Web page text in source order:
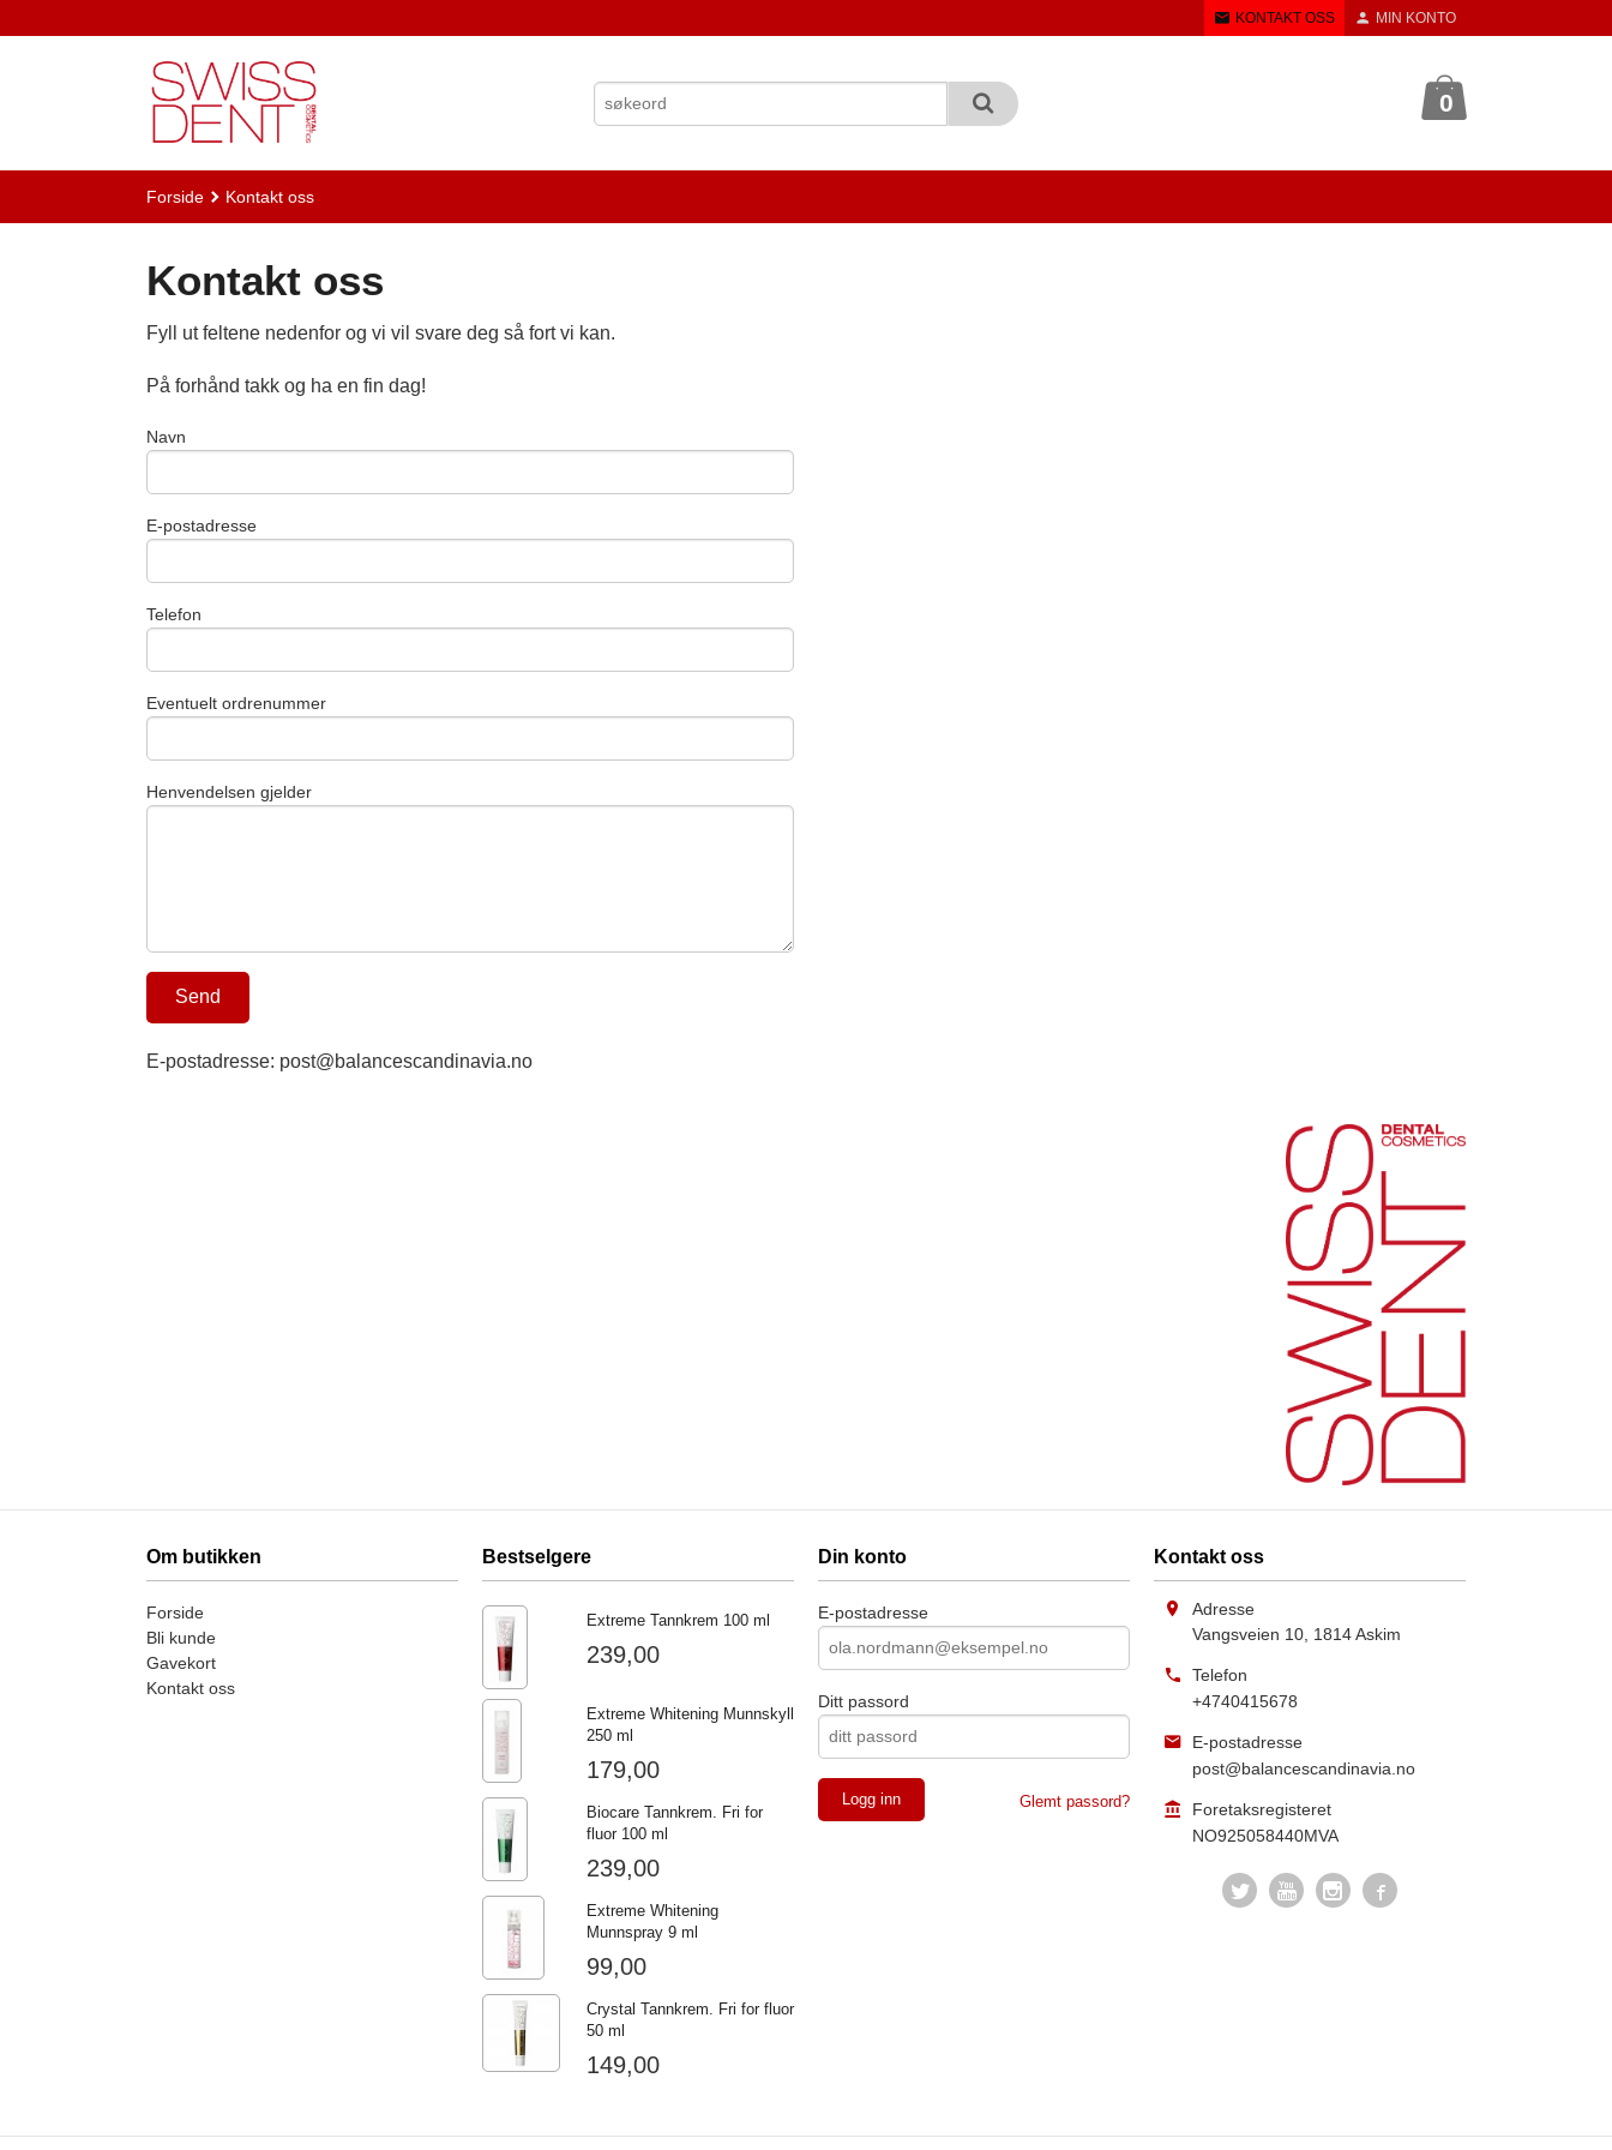
til
KONTAKT OSS MIN KONTO
0
Forside Kontakt oss
Kontakt oss
Fyll ut feltene nedenfor og vi vil svare deg så fort vi kan.
På forhånd takk og ha en fin dag!
Navn
E-postadresse
Telefon
Eventuelt ordrenummer
Henvendelsen gjelder
E-postadresse: post@balancescandinavia.no
Om butikken
Forside
Bli kunde
Gavekort
Kontakt oss
Bestselgere
Extreme Tannkrem 100 ml
239,00
Extreme Whitening Munnskyll
250 ml
179,00
Biocare Tannkrem. Fri for
fluor 100 ml
239,00
Extreme Whitening
Munnspray 9 ml
99,00
Crystal Tannkrem. Fri for fluor
50 ml
149,00
Din konto
E-postadresse
Ditt passord
Glemt passord?
Kontakt oss
Adresse
Vangsveien 10, 1814Askim
Telefon
+4740415678
E-postadresse
post@balancescandinavia.no
Foretaksregisteret
NO925058440MVA